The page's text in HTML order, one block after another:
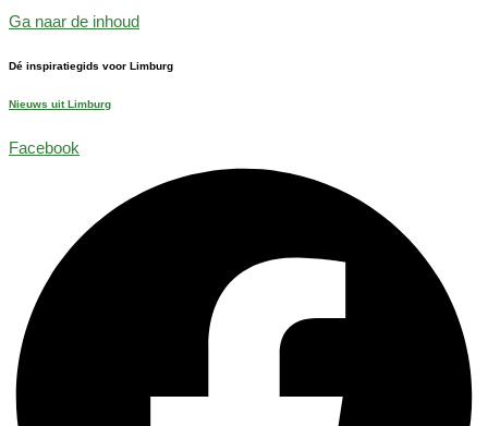
Ga naar de inhoud
Dé inspiratiegids voor Limburg
Nieuws uit Limburg
Facebook